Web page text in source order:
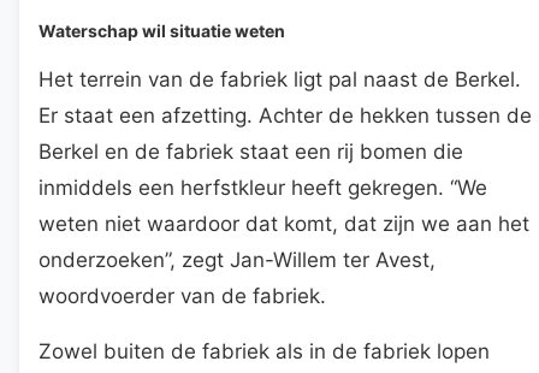
Waterschap wil situatie weten
Het terrein van de fabriek ligt pal naast de Berkel.
Er staat een afzetting. Achter de hekken tussen de
Berkel en de fabriek staat een rij bomen die
inmiddels een herfstkleur heeft gekregen. “We
weten niet waardoor dat komt, dat zijn we aan het
onderzoeken”, zegt Jan-Willem ter Avest,
woordvoerder van de fabriek.
Zowel buiten de fabriek als in de fabriek lopen